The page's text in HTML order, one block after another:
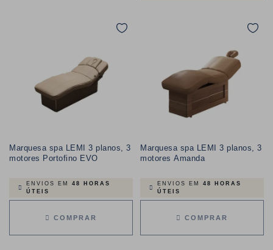
Marquesa spa LEMI 3 planos, 3
motores Portofino EVO
ENVIOS EM 48 HORAS
ÚTEIS
COMPRAR
Marquesa spa LEMI 3 planos, 3
motores Amanda
ENVIOS EM 48 HORAS
ÚTEIS
COMPRAR